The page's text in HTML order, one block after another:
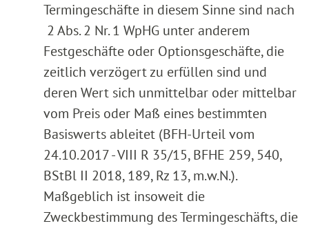
Termingeschäfte in diesem Sinne sind nach
2 Abs. 2 Nr. 1 WpHG unter anderem
Festgeschäfte oder Optionsgeschäfte, die
zeitlich verzögert zu erfüllen sind und
deren Wert sich unmittelbar oder mittelbar
vom Preis oder Maß eines bestimmten
Basiswerts ableitet (BFH-Urteil vom
24.10.2017 - VIII R 35/15, BFHE 259, 540,
BStBl II 2018, 189, Rz 13, m.w.N.).
Maßgeblich ist insoweit die
Zweckbestimmung des Termingeschäfts, die